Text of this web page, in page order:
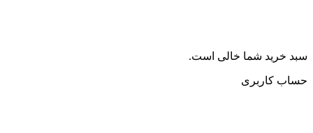
سبد خرید شما خالی است.
حساب کاربری